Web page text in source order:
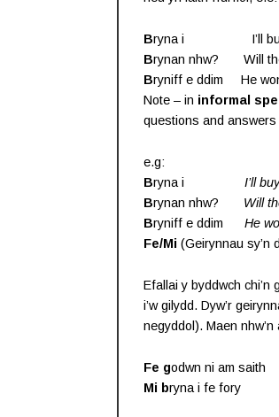
Bryna i I’ll
Brynan nhw? Will
Bryniff e ddim He
Note – in informal
questions and
e.g:
Bryna i I’ll buy
Brynan nhw? Will
Bryniff e ddim He
Fe/Mi (Geirynnau sy’n
Efallai y byddwch chi’n
i’w gilydd. Dyw’r
negyddol). Maen nhw’n
Fe godwn ni am
Mi bryna i fe